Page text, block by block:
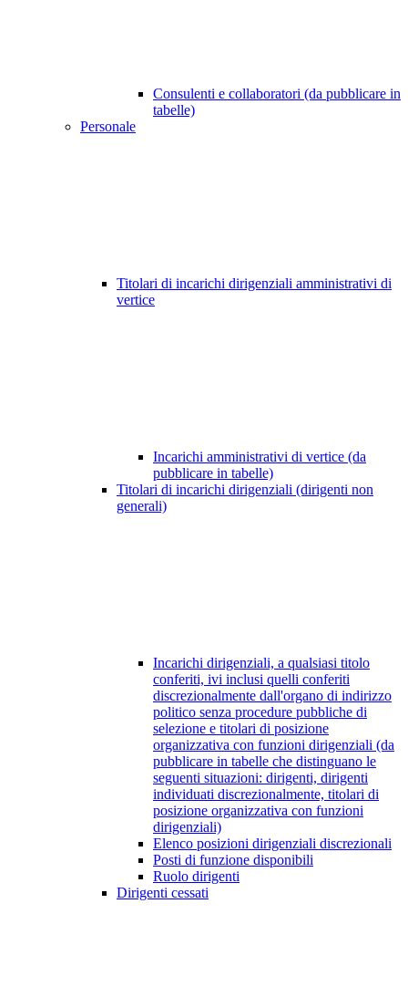
Consulenti e collaboratori (da pubblicare in
tabelle)
Personale
Titolari di incarichi dirigenziali amministrativi di
vertice
Incarichi amministrativi di vertice (da
pubblicare in tabelle)
Titolari di incarichi dirigenziali (dirigenti non
generali)
Incarichi dirigenziali, a qualsiasi titolo
conferiti, ivi inclusi quelli conferiti
discrezionalmente dall'organo di indirizzo
politico senza procedure pubbliche di
selezione e titolari di posizione
organizzativa con funzioni dirigenziali (da
pubblicare in tabelle che distinguano le
seguenti situazioni: dirigenti, dirigenti
individuati discrezionalmente, titolari di
posizione organizzativa con funzioni
dirigenziali)
Elenco posizioni dirigenziali discrezionali
Posti di funzione disponibili
Ruolo dirigenti
Dirigenti cessati